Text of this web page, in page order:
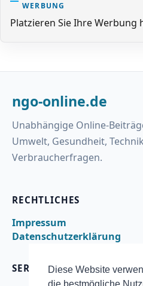
Diese Website
WERBUNG
Platzieren Sie Ihre Werbung
ngo-online.de
Unabhängige Online-
Umwelt, Gesundheit,
Verbraucherfragen.
RECHTLICHES
Impressum
Datenschutzerklärung
SERVICE